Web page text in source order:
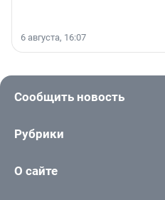
6 августа, 16:07
Сообщить новость
Рубрики
О сайте